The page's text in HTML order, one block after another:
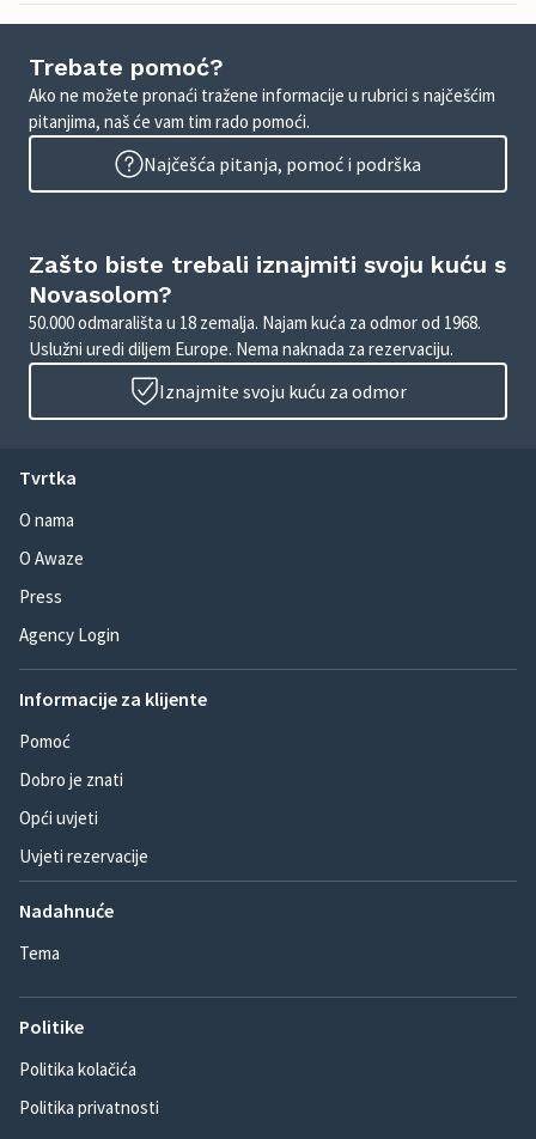
Trebate pomoć?
Ako ne možete pronaći tražene informacije u rubrici s najčešćim
pitanjima, naš će vam tim rado pomoći.
Najčešća pitanja, pomoć i podrška
Zašto biste trebali iznajmiti svoju kuću s
Novasolom?
50.000 odmarališta u 18 zemalja. Najam kuća za odmor od 1968.
Uslužni uredi diljem Europe. Nema naknada za rezervaciju.
Iznajmite svoju kuću za odmor
Tvrtka
O nama
O Awaze
Press
Agency Login
Informacije za klijente
Pomoć
Dobro je znati
Opći uvjeti
Uvjeti rezervacije
Nadahnuće
Tema
Politike
Politika kolačića
Politika privatnosti